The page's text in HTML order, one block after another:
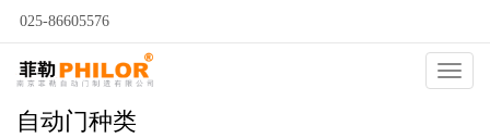
025-86605576
自动门种类